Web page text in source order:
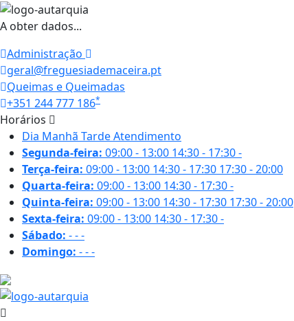
A obter dados...
Administração
geral@freguesiademaceira.pt
Queimas e Queimadas
+351 244 777 186*
Horários
Dia Manhã TardeAtendimento
Segunda-feira: 09:00 - 13:00 14:30 - 17:30-
Terça-feira: 09:00 - 13:00 14:30 - 17:30 17:30 - 20:00
Quarta-feira: 09:00 - 13:00 14:30 - 17:30-
Quinta-feira: 09:00 - 13:00 14:30 - 17:30 17:30 - 20:00
Sexta-feira: 09:00 - 13:00 14:30 - 17:30-
Sábado: ---
Domingo: ---